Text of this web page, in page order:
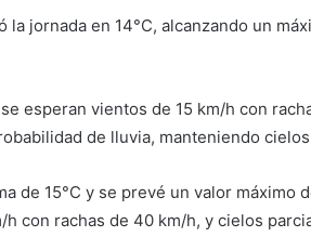
jornada en 14°C, alcanzando un
esperan vientos de 15 km/h con
de lluvia, manteniendo
de 15°C y se prevé un valor máximo
con rachas de 40 km/h, y cielos